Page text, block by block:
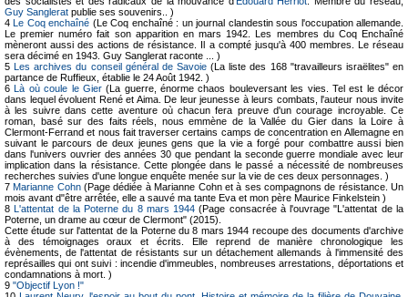
Guy Sanglerat publie ses souvenirs.. )
4Le Coq enchaîné (Le Coq enchaîné : un journal clandestin sous l'occupation allemande.
Le premier numéro fait son apparition en mars 1942. Les membres du Coq Enchaîné
mèneront aussi des actions de résistance. Il a compté jusqu'à 400 membres. Le réseau
sera décimé en 1943. Guy Sanglerat raconte ... )
5Les archives du conseil général de Savoie (La liste des 168 "travailleurs israëlites" en
partance de Ruffieux, établie le 24 Août 1942. )
6Là où coule le Gier(La guerre, énorme chaos bouleversant les vies. Tel est le décor
dans lequel évoluent René et Aima. De leur jeunesse à leurs combats, l'auteur nous invite
à les suivre dans cette aventure où chacun fera preuve d'un courage incroyable. Ce
roman, basé sur des faits réels, nous emmène de la Vallée du Gier dans la Loire à
Clermont-Ferrand et nous fait traverser certains camps de concentration en Allemagne en
suivant le parcours de deux jeunes gens que la vie a forgé pour combattre aussi bien
dans l'univers ouvrier des années 30 que pendant la seconde guerre mondiale avec leur
implication dans la résistance. Cette plongée dans le passé a nécessité de nombreuses
recherches suivies d'une longue enquête menée sur la vie de ces deux personnages. )
7Marianne Cohn(Page dédiée à Marianne Cohn et à ses compagnons de résistance. Un
mois avant d"être arrêtée, elle a sauvé ma tante Eva et mon père Maurice Finkelstein )
8L'attentat de la Poterne du 8 mars 1944 (Page consacrée à l'ouvrage "L'attentat de la
Poterne, un drame au cœur de Clermont" (2015).
Cette étude sur l'attentat de la Poterne du 8 mars 1944 recoupe des documents d'archive
à des témoignages oraux et écrits. Elle reprend de manière chronologique les
évènements, de l'attentat de résistants sur un détachement allemands à l'immensité des
représailles qui ont suivi : incendie d'immeubles, nombreuses arrestations, déportations et
condamnations à mort. )
9 "Objectif Lyon !"